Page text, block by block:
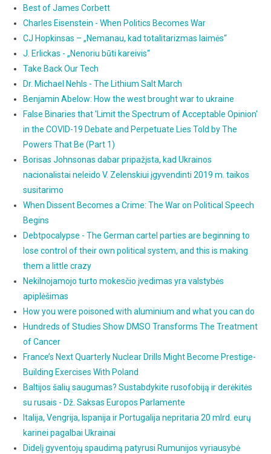
Best of James Corbett
Charles Eisenstein - When Politics Becomes War
CJ Hopkinsas – „Nemanau, kad totalitarizmas laimės“
J. Erlickas - „Nenoriu būti kareivis“
Take Back Our Tech
Dr. Michael Nehls - The Lithium Salt March
Benjamin Abelow: How the west brought war to ukraine
False Binaries that 'Limit the Spectrum of Acceptable Opinion'
in the COVID-19 Debate and Perpetuate Lies Told by The
Powers That Be (Part 1)
Borisas Johnsonas dabar pripažįsta, kad Ukrainos
nacionalistai neleido V. Zelenskiui įgyvendinti 2019 m. taikos
susitarimo
When Dissent Becomes a Crime: The War on Political Speech
Begins
Debtpocalypse - The German cartel parties are beginning to
lose control of their own political system, and this is making
them a little crazy
Nekilnojamojo turto mokesčio įvedimas yra valstybės
apiplėšimas
How you were poisoned with aluminium and what you can do
Hundreds of Studies Show DMSO Transforms The Treatment
of Cancer
France’s Next Quarterly Nuclear Drills Might Become Prestige-
Building Exercises With Poland
Baltijos šalių saugumas? Sustabdykite rusofobiją ir derėkitės
su rusais - Dž. Saksas Europos Parlamente
Italija, Vengrija, Ispanija ir Portugalija nepritaria 20 mlrd. eurų
karinei pagalbai Ukrainai
Didelį gyventojų spaudimą patyrusi Rumunijos vyriausybė